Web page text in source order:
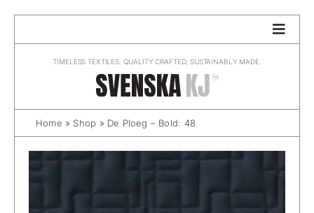
TIMELESS TEXTILES. QUALITY CRAFTED, SUSTAINABLY MADE.
Home » Shop » De Ploeg – Bold: 48